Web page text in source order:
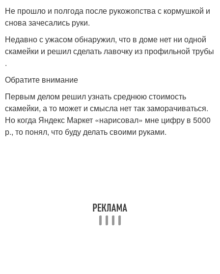
Не прошло и полгода после рукожопства с кормушкой и
снова зачесались руки.
Недавно с ужасом обнаружил, что в доме нет ни одной
скамейки и решил сделать лавочку из профильной трубы
.
Обратите внимание
Первым делом решил узнать среднюю стоимость
скамейки, а то может и смысла нет так заморачиваться.
Но когда Яндекс Маркет «нарисовал» мне цифру в 5000
р., то понял, что буду делать своими руками.